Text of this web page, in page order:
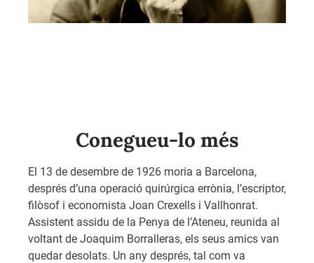
Conegueu-lo més
El 13 de desembre de 1926 moria a Barcelona,
després d’una operació quirúrgica errònia, l’escriptor,
filòsof i economista Joan Crexells i Vallhonrat.
Assistent assidu de la Penya de l’Ateneu, reunida al
voltant de Joaquim Borralleras, els seus amics van
quedar desolats. Un any després, tal com va